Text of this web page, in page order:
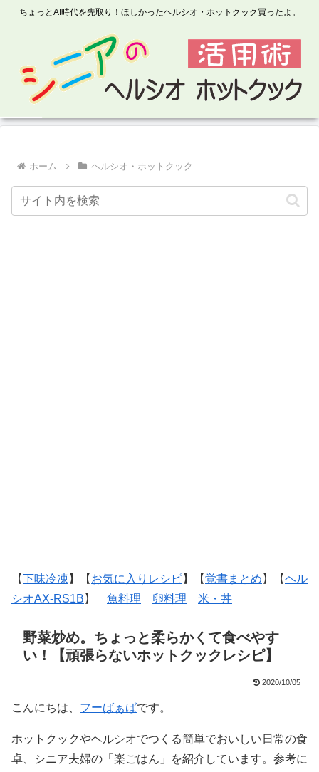
ちょっとAI時代を先取り！ほしかったヘルシオ・ホットクック買ったよ。
ホーム ヘルシオ・ホットクック
【下味冷凍 】【 お気に入りレシピ】【覚書まとめ 】【ヘル
シオAX-RS1B 】 魚料理 卵料理 米・丼
野菜炒め。ちょっと柔らかくて食べやす
い！【頑張らないホットクックレシピ】
2020/10/05
こんにちは、 フーばぁばです。
ホットクックやヘルシオでつくる簡単でおいしい日常の食
卓、シニア夫婦の「楽ごはん」を紹介しています。参考に